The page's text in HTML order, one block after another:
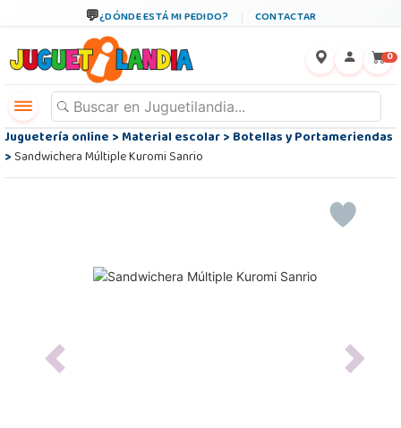
¿DÓNDE ESTÁ MI PEDIDO? CONTACTAR
0
Juguetería online>Material escolar>Botellas y Portameriendas
>Sandwichera Múltiple Kuromi Sanrio
Previous Next